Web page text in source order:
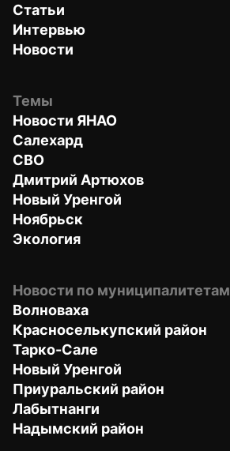
Статьи
Интервью
Новости
Темы
Новости ЯНАО
Салехард
СВО
Дмитрий Артюхов
Новый Уренгой
Ноябрьск
Экология
Новости по муниципалитетам
Волноваха
Красноселькупский район
Тарко-Сале
Новый Уренгой
Приуральский район
Лабытнанги
Надымский район